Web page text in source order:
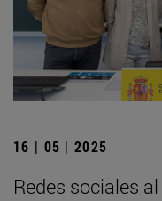
16 | 05 | 2025
Redes sociales